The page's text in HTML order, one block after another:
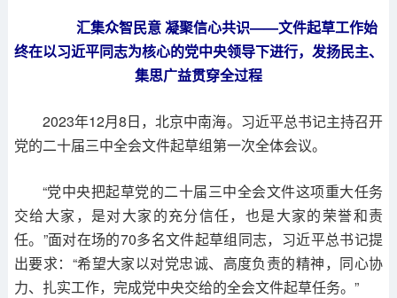
汇集众智民意 凝聚信心共识——文件起草工作始
终在以习近平同志为核心的党中央领导下进行，发扬民主、
集思广益贯穿全过程
2023年12月8日，北京中南海。习近平总书记主持召开
党的二十届三中全会文件起草组第一次全体会议。
“党中央把起草党的二十届三中全会文件这项重大任务
交给大家，是对大家的充分信任，也是大家的荣誉和责
任。”面对在场的70多名文件起草组同志，习近平总书记提
出要求：“希望大家以对党忠诚、高度负责的精神，同心协
力、扎实工作，完成党中央交给的全会文件起草任务。”